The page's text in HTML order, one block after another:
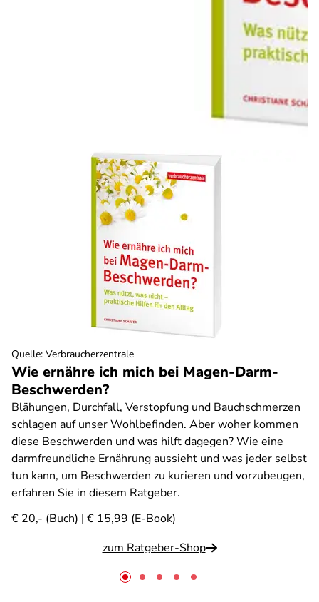
Wie ernähre ich mich bei Magen-Darm-
Beschwerden?
Blähungen, Durchfall, Verstopfung und Bauchschmerzen
schlagen auf unser Wohlbefinden. Aber woher kommen
diese Beschwerden und was hilft dagegen? Wie eine
darmfreundliche Ernährung aussieht und was jeder selbst
tun kann, um Beschwerden zu kurieren und vorzubeugen,
erfahren Sie in diesem Ratgeber.
€ 20,- (Buch) | € 15,99 (E-Book)
zum Ratgeber-Shop
Quelle: Verbraucherzentrale